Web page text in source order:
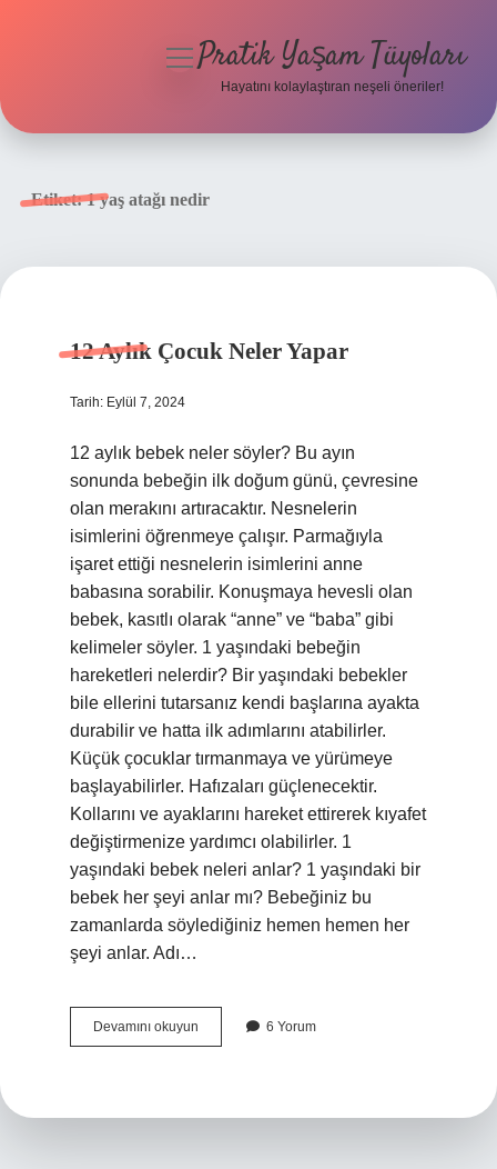
menüyü
Pratik Yaşam Tüyoları
Hayatını kolaylaştıran neşeli öneriler!
Etiket:1 yaş atağı nedir
12 Aylık Çocuk Neler Yapar
Tarih: Eylül 7, 2024
12 aylık bebek neler söyler? Bu ayın
sonunda bebeğin ilk doğum günü, çevresine
olan merakını artıracaktır. Nesnelerin
isimlerini öğrenmeye çalışır. Parmağıyla
işaret ettiği nesnelerin isimlerini anne
babasına sorabilir. Konuşmaya hevesli olan
bebek, kasıtlı olarak “anne” ve “baba” gibi
kelimeler söyler. 1 yaşındaki bebeğin
hareketleri nelerdir? Bir yaşındaki bebekler
bile ellerini tutarsanız kendi başlarına ayakta
durabilir ve hatta ilk adımlarını atabilirler.
Küçük çocuklar tırmanmaya ve yürümeye
başlayabilirler. Hafızaları güçlenecektir.
Kollarını ve ayaklarını hareket ettirerek kıyafet
değiştirmenize yardımcı olabilirler. 1
yaşındaki bebek neleri anlar? 1 yaşındaki bir
bebek her şeyi anlar mı? Bebeğiniz bu
zamanlarda söylediğiniz hemen hemen her
şeyi anlar. Adı…
Devamını okuyun
Aylık
6 Yorum